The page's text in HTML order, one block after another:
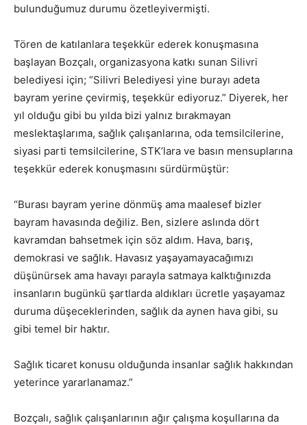
bulunduğumuz durumu özetleyivermişti.
Tören de katılanlara teşekkür ederek konuşmasına
başlayan Bozçalı, organizasyona katkı sunan Silivri
belediyesi için; “Silivri Belediyesi yine burayı adeta
bayram yerine çevirmiş, teşekkür ediyoruz.” Diyerek, her
yıl olduğu gibi bu yılda bizi yalnız bırakmayan
meslektaşlarıma, sağlık çalışanlarına, oda temsilcilerine,
siyasi parti temsilcilerine, STK’lara ve basın mensuplarına
teşekkür ederek konuşmasını sürdürmüştür:
“Burası bayram yerine dönmüş ama maalesef bizler
bayram havasında değiliz. Ben, sizlere aslında dört
kavramdan bahsetmek için söz aldım. Hava, barış,
demokrasi ve sağlık. Havasız yaşayamayacağımızı
düşünürsek ama havayı parayla satmaya kalktığınızda
insanların bugünkü şartlarda aldıkları ücretle yaşayamaz
duruma düşeceklerinden, sağlık da aynen hava gibi, su
gibi temel bir haktır.
Sağlık ticaret konusu olduğunda insanlar sağlık hakkından
yeterince yararlanamaz.”
Bozçalı, sağlık çalışanlarının ağır çalışma koşullarına da